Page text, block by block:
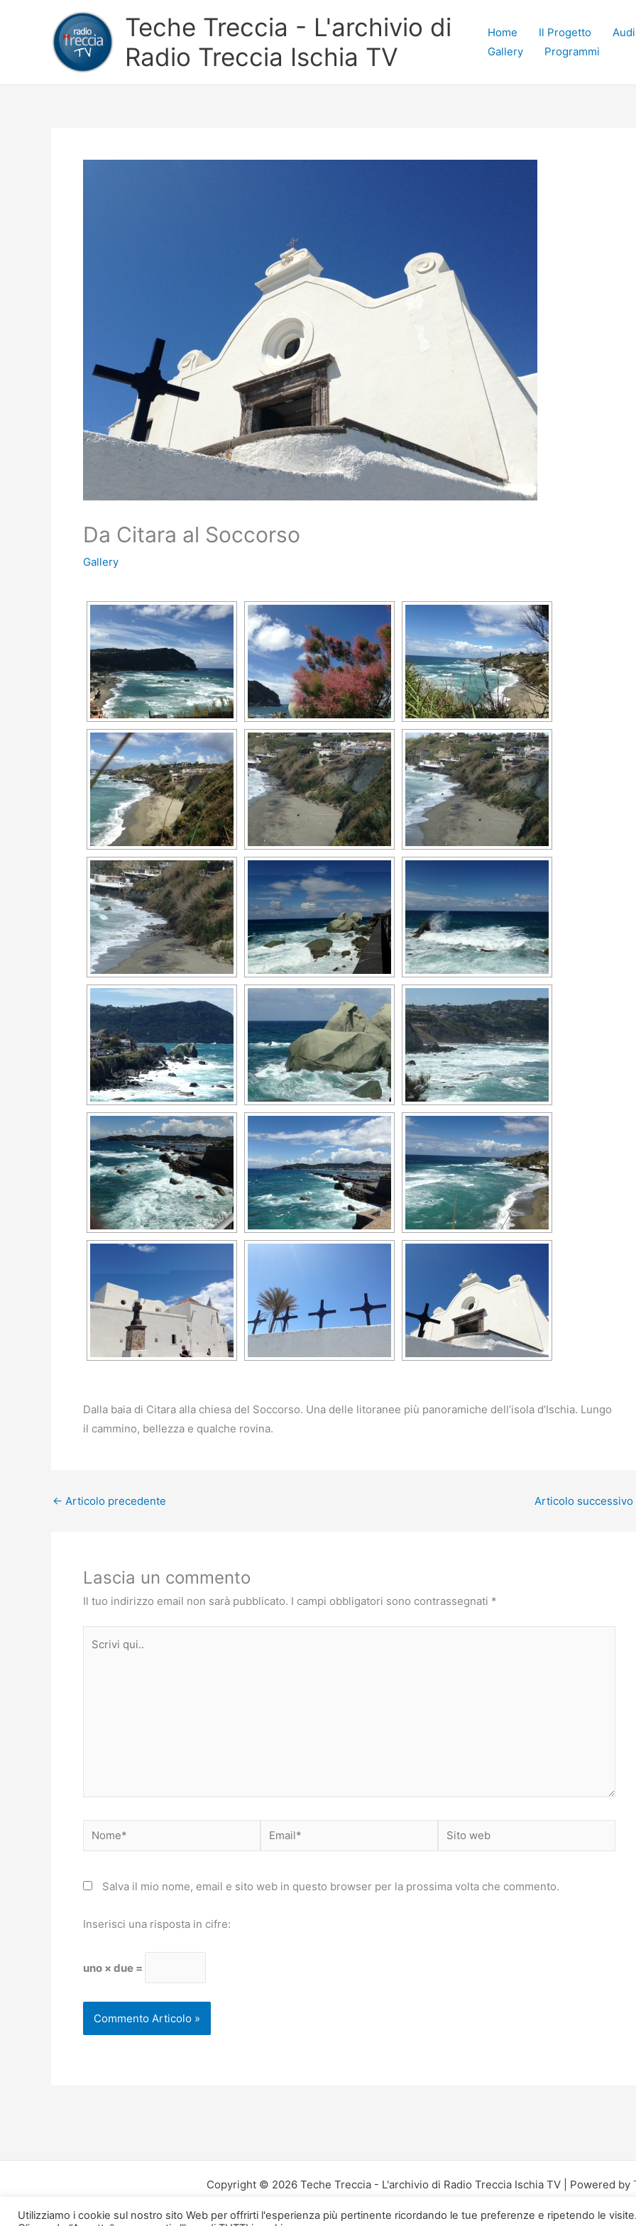
Teche Treccia - L'archivio di
Radio Treccia Ischia TV
Home Il Progetto
Gallery
Programmi
Da Citara al Soccorso
Gallery
Dalla baia di Citara alla chiesa del Soccorso. Una delle litoranee più panoramiche dell’isola d’Ischia. Lungo
il cammino, bellezza e qualche rovina.
← Articolo precedente Articolo successivo
Lascia un commento
Il tuo indirizzo email non sarà pubblicato. I campi obbligatori sono contrassegnati *
Nome* Email*
Sito
web
Salva il mio nome, email e sito web in questo browser per la prossima volta che commento.
Inserisci una risposta in cifre:
uno × due =
Copyright © 2026 Teche Treccia - L'archivio di Radio Treccia Ischia TV | Powered by
Utilizziamo i cookie sul nostro sito Web per offrirti l'esperienza più pertinente ricordando le tue preferenze e ripetendo le